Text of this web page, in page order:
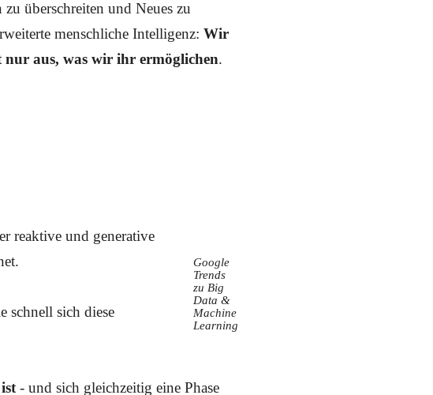
überschreiten und Neues zu
menschliche Intelligenz: Wir
aus, was wir ihr ermöglichen.
Google
Trends
zu Big
Data &
Machine
Learning
reaktive und generative
schnell sich diese
- und sich gleichzeitig eine Phase